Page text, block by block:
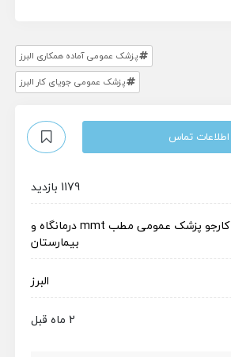
پزشک عمومی آماده همکاری البرز
پزشک عمومی جویای کار البرز
اطلاعات تماس
1179 بازدید
کارجو پزشک عمومی مطب mmtدرمانگاه و
بیمارستان
البرز
2 ماه قبل